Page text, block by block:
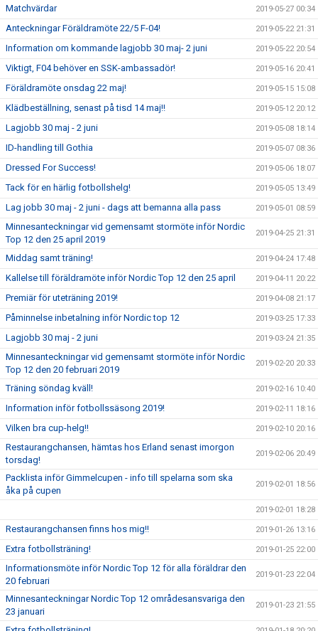
Matchvärdar 2019-05-27 00:34
Anteckningar Föräldramöte 22/5 F-04! 2019-05-22 21:31
Information om kommande lagjobb 30 maj- 2 juni 2019-05-22 20:54
Viktigt, F04 behöver en SSK-ambassadör! 2019-05-16 20:41
Föräldramöte onsdag 22 maj! 2019-05-15 15:08
Klädbeställning, senast på tisd 14 maj!! 2019-05-12 20:12
Lagjobb 30 maj - 2 juni 2019-05-08 18:14
ID-handling till Gothia 2019-05-07 08:36
Dressed For Success! 2019-05-06 18:07
Tack för en härlig fotbollshelg! 2019-05-05 13:49
Lag jobb 30 maj - 2 juni - dags att bemanna alla pass 2019-05-01 08:59
Minnesanteckningar vid gemensamt stormöte inför Nordic
Top 12 den 25 april 2019
2019-04-25 21:31
Middag samt träning! 2019-04-24 17:48
Kallelse till föräldramöte inför Nordic Top 12 den 25 april 2019-04-11 20:22
Premiär för uteträning 2019! 2019-04-08 21:17
Påminnelse inbetalning inför Nordic top 12 2019-03-25 17:33
Lagjobb 30 maj - 2 juni 2019-03-24 21:35
Minnesanteckningar vid gemensamt stormöte inför Nordic
Top 12 den 20 februari 2019
2019-02-20 20:33
Träning söndag kväll! 2019-02-16 10:40
Information inför fotbollssäsong 2019! 2019-02-11 18:16
Vilken bra cup-helg!! 2019-02-10 20:16
Restaurangchansen, hämtas hos Erland senast imorgon
torsdag!
2019-02-06 20:49
Packlista inför Gimmelcupen - info till spelarna som ska
åka på cupen
2019-02-01 18:56
2019-02-01 18:28
Restaurangchansen finns hos mig!! 2019-01-26 13:16
Extra fotbollsträning! 2019-01-25 22:00
Informationsmöte inför Nordic Top 12 för alla föräldrar den
20 februari
2019-01-23 22:04
Minnesanteckningar Nordic Top 12 områdesansvariga den
23 januari
2019-01-23 21:55